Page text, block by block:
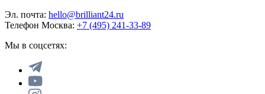
Эл. почта: hello@brilliant24.ru
Телефон Москва: +7 (495) 241-33-89
Мы в соцсетях: